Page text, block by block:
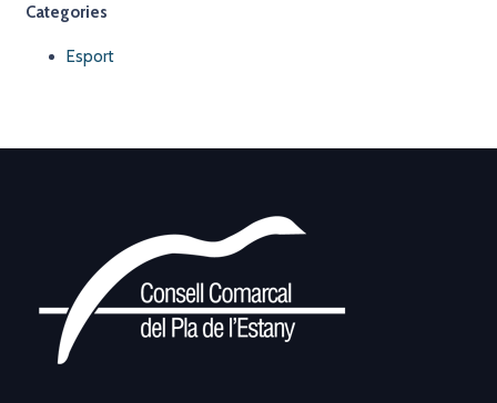
Categories
Esport